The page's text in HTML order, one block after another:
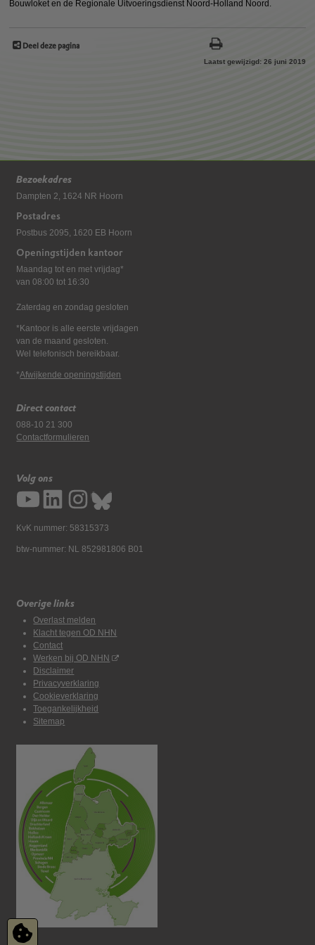
Bouwloket en de Regionale Uitvoeringsdienst Noord-Holland Noord.
Deel deze pagina
Laatst gewijzigd: 26 juni 2019
Bezoekadres
Dampten 2, 1624 NR Hoorn
Postadres
Postbus 2095, 1620 EB Hoorn
Openingstijden kantoor
Maandag tot en met vrijdag*
van 08:00 tot 16:30
Zaterdag en zondag gesloten
*Kantoor is alle eerste vrijdagen
van de maand gesloten.
Wel telefonisch bereikbaar.
*Afwijkende openingstijden
Direct contact
088-10 21 300
Contactformulieren
Volg ons
KvK nummer: 58315373
btw-nummer: NL 852981806 B01
Overige links
Overlast melden
Klacht tegen OD NHN
Contact
Werken bij OD NHN
Disclaimer
Privacyverklaring
Cookieverklaring
Toegankelijkheid
Sitemap